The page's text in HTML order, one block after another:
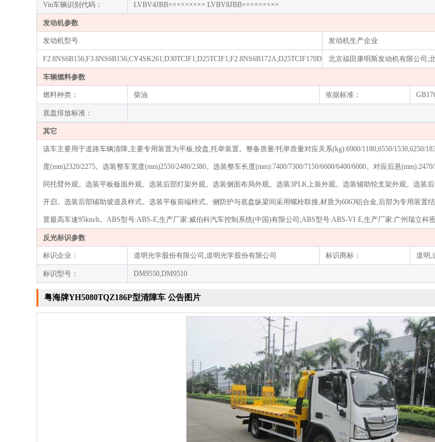
Vin车辆识别代码： LVBV4JBB××××××××× LVBV8JBB×××××××××
发动机参数
发动机型号 发动机生产企业
F2.8NS6B156;F3.8NS6B156;CY4SK261;D30TCIF1;D25TCIF1;F2.8NS6B172A;D25TCIF170D 北京福田康明斯发动机有限公司;
车辆燃料参数
燃料种类： 柴油 依据标准：
底盘排放标准：
其它
该车主要用于道路车辆清障,主要专用装置为平板,绞盘,托举装置。整备质量/托举质量对应关系(kg):6900/1180,6550/1530,6250/
度(mm)2320/2275。选装整车宽度(mm)2550/2480/2380。选装整车长度(mm):7400/7300/7150/6600/6400/6000。对应后悬
同托臂外观。选装平板板面外观。选装后部灯架外观。选装侧面布局外观。选装3PLK上装外观。选装辅助轮支架外观。选装
开启。选装后部辅助坡道及样式。选装平板前端样式。侧防护与底盘纵梁间采用螺栓联接,材质为6063铝合金,后部为专用装置
置最高车速95km/h。ABS型号:ABS-E,生产厂家:威伯科汽车控制系统(中国)有限公司;ABS型号:ABS-VI·E,生产厂家:广州瑞立科
反光标识参数
标识企业： 道明光学股份有限公司,道明光学股份有限公司 标识商标： 道明,
标识型号： DM9550,DM9510
粤海牌YH5080TQZ186P型清障车 公告图片